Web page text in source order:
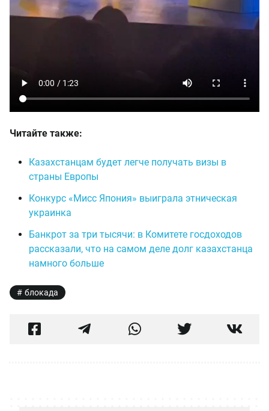
Читайте также:
Казахстанцам будет легче получать визы в
страны Европы
Конкурс «Мисс Япония» выиграла этническая
украинка
Банкрот за три тысячи: в Комитете госдоходов
рассказали, что на самом деле долг казахстанца
намного больше
блокада